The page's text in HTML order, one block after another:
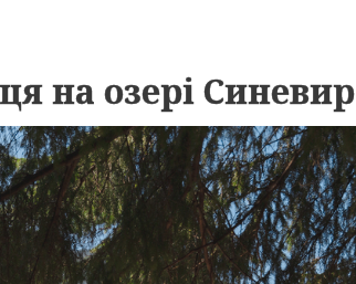
на озері Синевир